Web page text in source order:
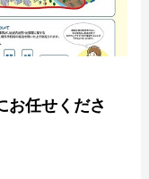
お任せくださ